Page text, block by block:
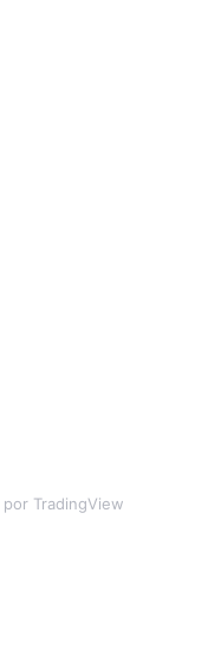
por TradingView